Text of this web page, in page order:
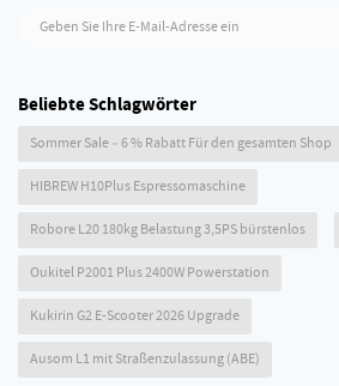
Geben Sie Ihre E-Mail-Adresse ein
Beliebte Schlagwörter
Sommer Sale – 6 % Rabatt Für den gesamten Shop
HIBREW H10Plus Espressomaschine
Robore L20 180kg Belastung 3,5PS bürstenlos
Oukitel P2001 Plus 2400W Powerstation
Kukirin G2 E-Scooter 2026 Upgrade
Ausom L1 mit Straßenzulassung (ABE)